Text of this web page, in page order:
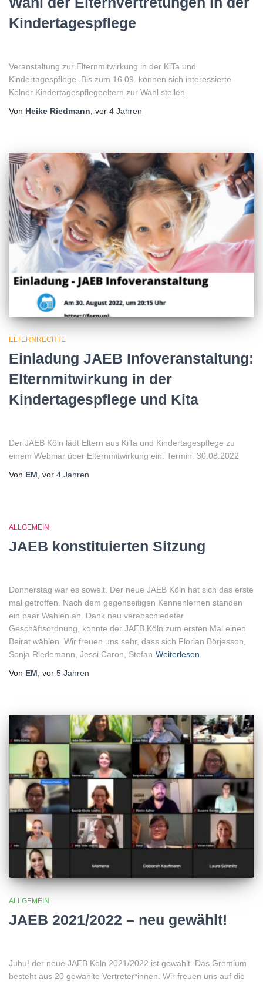
Kindertagespflege
Veranstaltung zur Elternmitwirkung in der KiTa und
Kindertagespflege. Bis zum 16.09. können sich interessierte
Kölner Kindertagespflegeeltern zur Wahl stellen.
Von Heike Riedmann , vor 4 Jahren
ELTERNRECHTE
Einladung JAEB Infoveranstaltung:
Elternmitwirkung in der
Kindertagespflege und Kita
Der JAEB Köln lädt Eltern aus KiTa und Kindertagespflege zu
einem Webniar über Elternmitwirkung ein. Termin: 30.08.2022
Von EM , vor 4 Jahren
ALLGEMEIN
JAEB konstituierten Sitzung
Donnerstag war es soweit. Der neue JAEB Köln hat sich das erste
mal getroffen. Nach dem gegenseitigen Kennenlernen standen
ein paar Wahlen an. Dank neu verabschiedeter
Geschäftsordnung, konnte der JAEB Köln zum ersten Mal einen
Beirat wählen. Wir freuen uns sehr, dass sich Florian Börjesson,
Sonja Riedemann, Jessi Caron, Stefan Weiterlesen
Von EM , vor 5 Jahren
ALLGEMEIN
JAEB 2021/2022 – neu gewählt!
Juhu! der neue JAEB Köln 2021/2022 ist gewählt. Das Gremium
besteht aus 20 gewählte Vertreter*innen. Wir freuen uns auf die